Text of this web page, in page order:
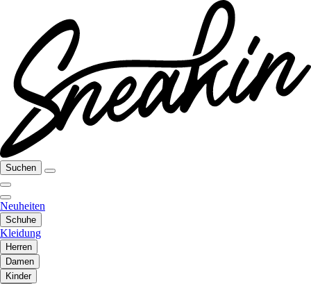
Suchen
Neuheiten
Schuhe
Kleidung
Herren
Damen
Kinder